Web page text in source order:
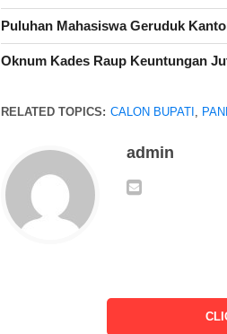
Puluhan Mahasiswa Geruduk
Oknum Kades Raup Keuntungan
RELATED TOPICS: CALON BUPATI ,
admin